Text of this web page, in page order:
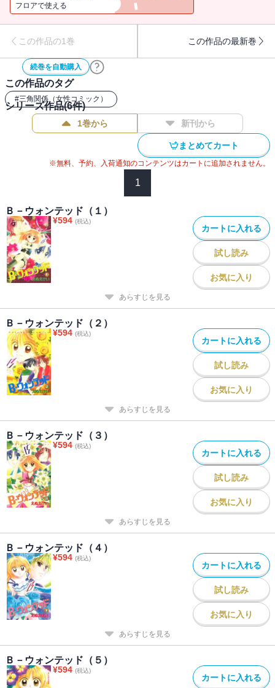
フロアで使える
この作品の1巻 この作品の最新巻
続巻を自動購入
この作品のタグ
#三角関係（女性コミック）
シリーズ作品(6件)
1巻から 新刊から
まとめてカート
※無料、予約、入荷通知のコンテンツはカートに追加されません。
1
Ｂ－ウォンテッド（１）
¥594 (税込)
カートに入れる
試し読み
お気に入り
あらすじを見る
Ｂ－ウォンテッド（２）
¥594 (税込)
カートに入れる
試し読み
お気に入り
あらすじを見る
Ｂ－ウォンテッド（３）
¥594 (税込)
カートに入れる
試し読み
お気に入り
あらすじを見る
Ｂ－ウォンテッド（４）
¥594 (税込)
カートに入れる
試し読み
お気に入り
あらすじを見る
Ｂ－ウォンテッド（５）
¥594 (税込)
カートに入れる